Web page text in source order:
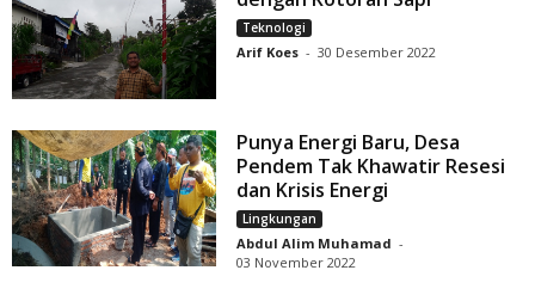
Teknologi
Arif Koes - 30 Desember 2022
Punya Energi Baru, Desa
Pendem Tak Khawatir Resesi
dan Krisis Energi
Lingkungan
Abdul Alim Muhamad -
03 November 2022